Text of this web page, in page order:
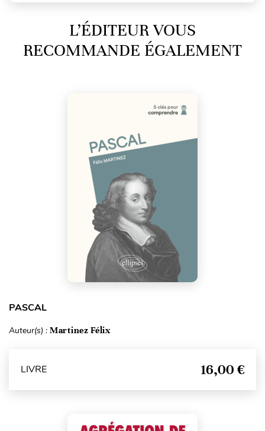
L’ÉDITEUR VOUS
RECOMMANDE ÉGALEMENT
PASCAL
Auteur(s) : Martinez Félix
LIVRE 16,00 €